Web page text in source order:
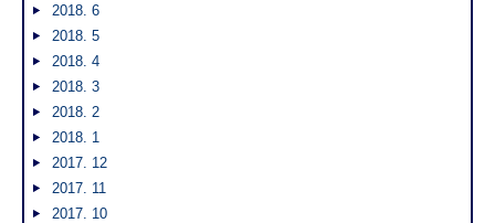
2018. 6
2018. 5
2018. 4
2018. 3
2018. 2
2018. 1
2017. 12
2017. 11
2017. 10